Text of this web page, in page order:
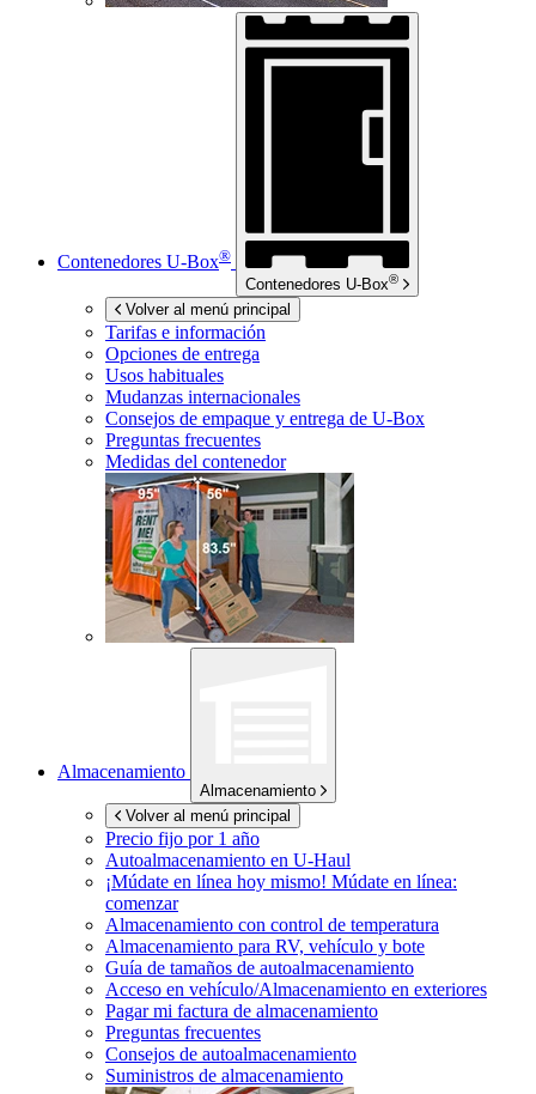
Contenedores U-Box®
Contenedores U-Box®
Volver al menú principal
Tarifas e información
Opciones de entrega
Usos habituales
Mudanzas internacionales
Consejos de empaque y entrega de U-Box
Preguntas frecuentes
Medidas del contenedor
Almacenamiento
Almacenamiento
Volver al menú principal
Precio fijo por 1 año
Autoalmacenamiento en U-Haul
¡Múdate en línea hoy mismo! Múdate en línea:
comenzar
Almacenamiento con control de temperatura
Almacenamiento para RV, vehículo y bote
Guía de tamaños de autoalmacenamiento
Acceso en vehículo/Almacenamiento en exteriores
Pagar mi factura de almacenamiento
Preguntas frecuentes
Consejos de autoalmacenamiento
Suministros de almacenamiento